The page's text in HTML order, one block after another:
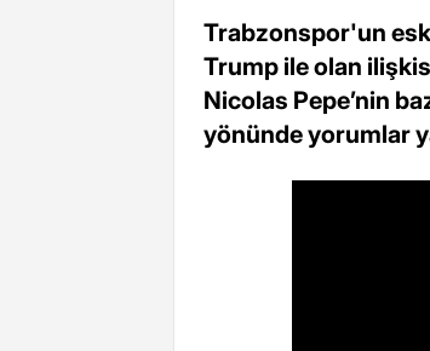
Trabzonspor'un eski
Trump ile olan
Nicolas Pepe’nin
yönünde yorumlar